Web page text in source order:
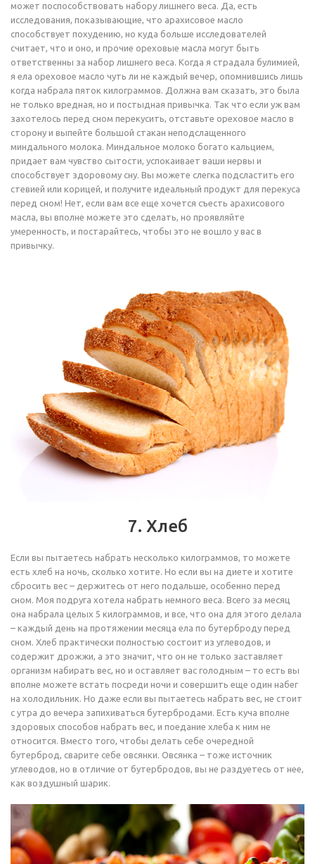
может поспособствовать набору лишнего веса. Да, есть
исследования, показывающие, что арахисовое масло
способствует похудению, но куда больше исследователей
считает, что и оно, и прочие ореховые масла могут быть
ответственны за набор лишнего веса. Когда я страдала булимией,
я ела ореховое масло чуть ли не каждый вечер, опомнившись лишь
когда набрала пяток килограммов. Должна вам сказать, это была
не только вредная, но и постыдная привычка. Так что если уж вам
захотелось перед сном перекусить, отставьте ореховое масло в
сторону и выпейте большой стакан неподслащенного
миндального молока. Миндальное молоко богато кальцием,
придает вам чувство сытости, успокаивает ваши нервы и
способствует здоровому сну. Вы можете слегка подсластить его
стевией или корицей, и получите идеальный продукт для перекуса
перед сном! Нет, если вам все еще хочется съесть арахисового
масла, вы вполне можете это сделать, но проявляйте
умеренность, и постарайтесь, чтобы это не вошло у вас в
привычку.
7. Хлеб
Если вы пытаетесь набрать несколько килограммов, то можете
есть хлеб на ночь, сколько хотите. Но если вы на диете и хотите
сбросить вес – держитесь от него подальше, особенно перед
сном. Моя подруга хотела набрать немного веса. Всего за месяц
она набрала целых 5 килограммов, и все, что она для этого делала
– каждый день на протяжении месяца ела по бутерброду перед
сном. Хлеб практически полностью состоит из углеводов, и
содержит дрожжи, а это значит, что он не только заставляет
организм набирать вес, но и оставляет вас голодным – то есть вы
вполне можете встать посреди ночи и совершить еще один набег
на холодильник. Но даже если вы пытаетесь набрать вес, не стоит
с утра до вечера запихиваться бутербродами. Есть куча вполне
здоровых способов набрать вес, и поедание хлеба к ним не
относится. Вместо того, чтобы делать себе очередной
бутерброд, сварите себе овсянки. Овсянка – тоже источник
углеводов, но в отличие от бутербродов, вы не раздуетесь от нее,
как воздушный шарик.